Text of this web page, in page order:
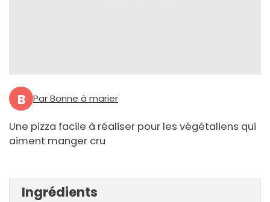
B Par Bonne à marier
Une pizza facile à réaliser pour les végétaliens qui
aiment manger cru
Ingrédients